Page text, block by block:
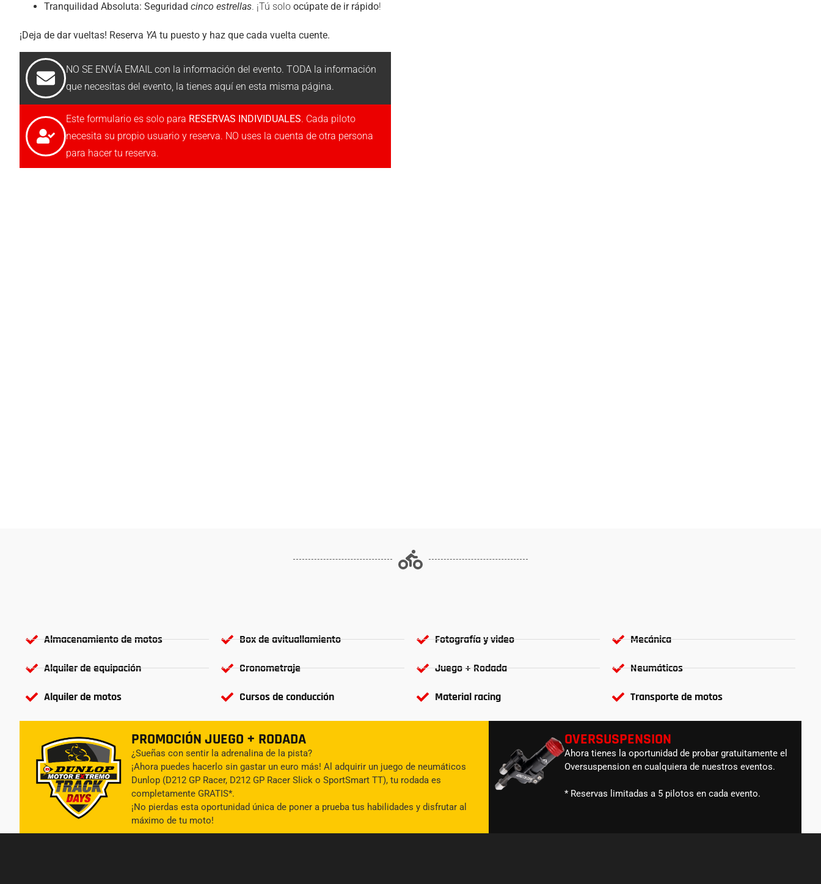
Tranquilidad Absoluta: Seguridad cinco estrellas. ¡Tú solo ocúpate de ir rápido!
¡Deja de dar vueltas! Reserva YA tu puesto y haz que cada vuelta cuente.
NO SE ENVÍA EMAIL con la información del evento. TODA la información
que necesitas del evento, la tienes aquí en esta misma página.
Este formulario es solo para RESERVAS INDIVIDUALES. Cada piloto
necesita su propio usuario y reserva. NO uses la cuenta de otra persona
para hacer tu reserva.
Almacenamiento de motos
Alquiler de equipación
Alquiler de motos
Box de avituallamiento
Cronometraje
Cursos de conducción
Fotografía y video
Juego + Rodada
Material racing
Mecánica
Neumáticos
Transporte de motos
PROMOCIÓN JUEGO + RODADA
¿Sueñas con sentir la adrenalina de la pista?
¡Ahora puedes hacerlo sin gastar un euro más! Al adquirir un juego de neumáticos
Dunlop (D212 GP Racer, D212 GP Racer Slick o SportSmart TT), tu rodada es
completamente GRATIS*.
¡No pierdas esta oportunidad única de poner a prueba tus habilidades y disfrutar al
máximo de tu moto!
OVERSUSPENSION
Ahora tienes la oportunidad de probar gratuitamente el
Oversuspension en cualquiera de nuestros eventos.
* Reservas limitadas a 5 pilotos en cada evento.